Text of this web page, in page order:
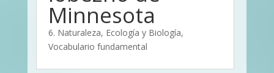
Minnesota
6. Naturaleza, Ecología y Biología,
Vocabulario fundamental